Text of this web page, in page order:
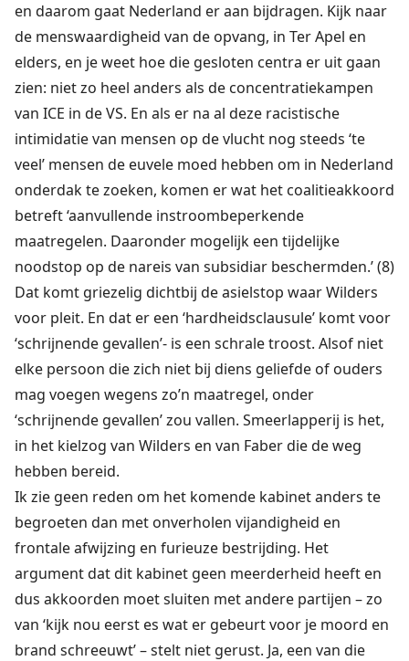
en daarom gaat Nederland er aan bijdragen. Kijk naar
de menswaardigheid van de opvang, in Ter Apel en
elders, en je weet hoe die gesloten centra er uit gaan
zien: niet zo heel anders als de concentratiekampen
van ICE in de VS. En als er na al deze racistische
intimidatie van mensen op de vlucht nog steeds ‘te
veel’ mensen de euvele moed hebben om in Nederland
onderdak te zoeken, komen er wat het coalitieakkoord
betreft ‘aanvullende instroombeperkende
maatregelen. Daaronder mogelijk een tijdelijke
noodstop op de nareis van subsidiar beschermden.’ (8)
Dat komt griezelig dichtbij de asielstop waar Wilders
voor pleit. En dat er een ‘hardheidsclausule’ komt voor
‘schrijnende gevallen’- is een schrale troost. Alsof niet
elke persoon die zich niet bij diens geliefde of ouders
mag voegen wegens zo’n maatregel, onder
‘schrijnende gevallen’ zou vallen. Smeerlapperij is het,
in het kielzog van Wilders en van Faber die de weg
hebben bereid.
Ik zie geen reden om het komende kabinet anders te
begroeten dan met onverholen vijandigheid en
frontale afwijzing en furieuze bestrijding. Het
argument dat dit kabinet geen meerderheid heeft en
dus akkoorden moet sluiten met andere partijen – zo
van ‘kijk nou eerst es wat er gebeurt voor je moord en
brand schreeuwt’ – stelt niet gerust. Ja, een van die